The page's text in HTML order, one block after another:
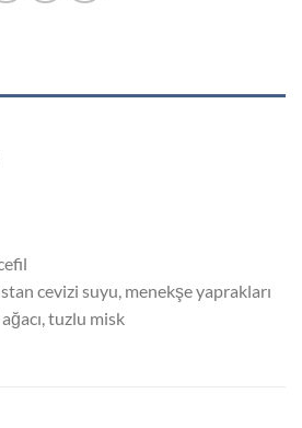
cevizi suyu, menekşe yaprakları
tuzlu misk